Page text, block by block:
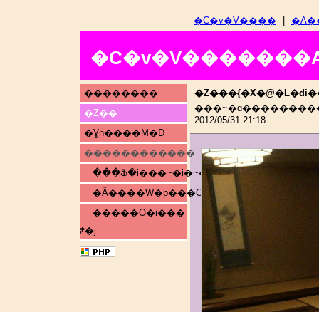
�C�v�V����
���̈�����
�Z��
�Ɣn����M�D
������������
���Ֆ�i���~�i�~�j
�Ȃ����W�p���O�i�~�c�j
�����O�i���
ꌧ�j
2012/05/31 21:18